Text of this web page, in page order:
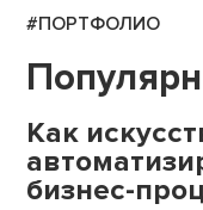
#ПОРТФОЛИО
Как
бизнес-